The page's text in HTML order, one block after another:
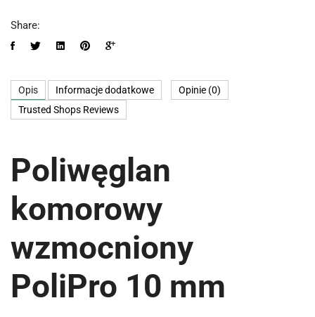
Share:
Opis Informacje dodatkowe
Opinie (0)
Trusted Shops Reviews
Poliwęglan
komorowy
wzmocniony
PoliPro 10 mm